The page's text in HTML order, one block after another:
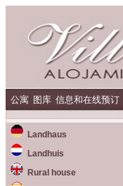
公寓 图库 信息和在线预订
Landhaus
Landhuis
Rural house